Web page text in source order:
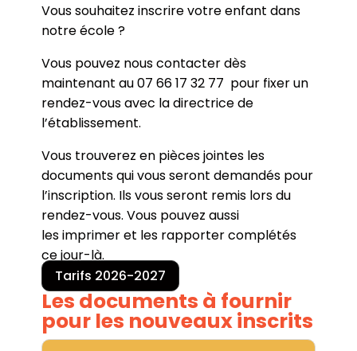
Vous souhaitez inscrire votre enfant dans
notre école ?
Vous pouvez nous contacter dès
maintenant au 07 66 17 32 77 pour fixer un
rendez-vous avec la directrice de
l’établissement.
Vous trouverez en pièces jointes les
documents qui vous seront demandés pour
l’inscription. Ils vous seront remis lors du
rendez-vous. Vous pouvez aussi
les imprimer et les rapporter complétés
ce jour-là.
Les tarifs :
Tarifs 2026-2027
Les documents à fournir
pour les nouveaux inscrits